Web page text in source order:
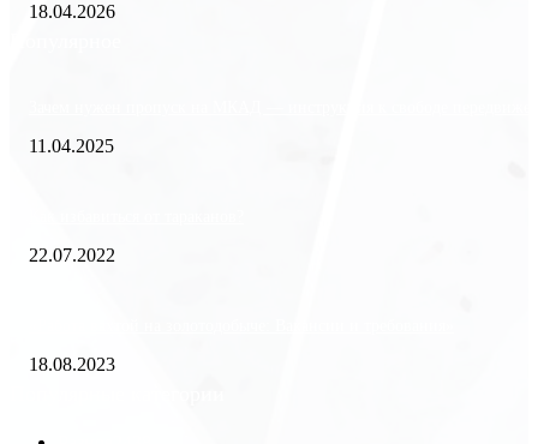
18.04.2026
11.04.2025
22.07.2022
18.08.2023